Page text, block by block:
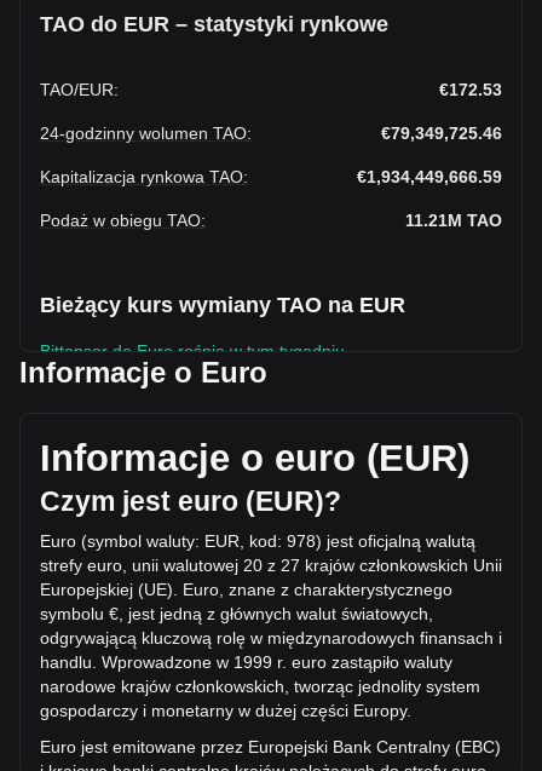
TAO do EUR – statystyki rynkowe
TAO/EUR: €172.53
24-godzinny wolumen TAO: €79,349,725.46
Kapitalizacja rynkowa TAO: €1,934,449,666.59
Podaż w obiegu TAO: 11.21M TAO
Bieżący kurs wymiany TAO na EUR
Bittensor do Euro rośnie w tym tygodniu.
Obecna cena rynkowa Bittensor wynosi €172.53 na TAO, a
EUR w oparciu o podaż w obiegu 11,212,382 TAO. W ciągu
ostatnich 24 godzin wolumen obrotu Bittensor zmienił się o
-17.57% (€-16,913,788.13 EUR). W ostatni dzień handlu,
wolumen obrotu TAO wyniósł €96,263,513.59.
Więcej informacji o Bittensor na Bitget
Cena Bittensor
Prognoza ceny Bittensor
Czym jest Bittensor (TAO)?
Kalkulator zysków Bittensor
Informacje o Euro
Informacje o euro (EUR)
Czym jest euro (EUR)?
Euro (symbol waluty: EUR, kod: 978) jest oficjalną walutą
strefy euro, unii walutowej 20 z 27 krajów członkowskich Unii
Europejskiej (UE). Euro, znane z charakterystycznego
symbolu €, jest jedną z głównych walut światowych,
odgrywającą kluczową rolę w międzynarodowych finansach i
handlu. Wprowadzone w 1999 r. euro zastąpiło waluty
narodowe krajów członkowskich, tworząc jednolity system
gospodarczy i monetarny w dużej części Europy.
Euro jest emitowane przez Europejski Bank Centralny (EBC)